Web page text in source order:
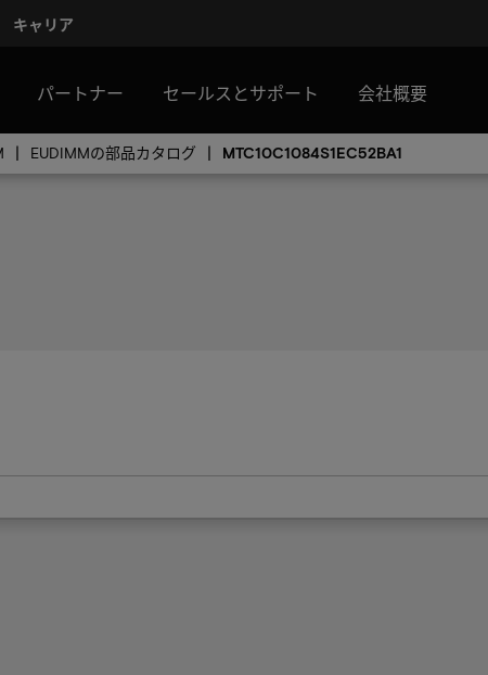
キャリア
パートナー セールスとサポート 会社概要
EUDIMMの部品カタログ MTC10C1084S1EC52BA1